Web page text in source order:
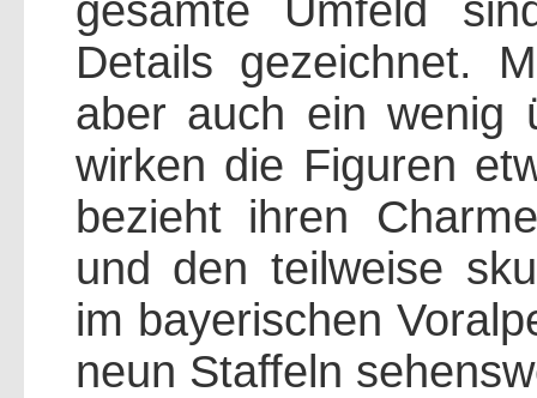
gesamte Umfeld
Details gezeichnet.
aber auch ein wenig
wirken die Figuren
bezieht ihren
und den teilweise
im bayerischen
neun Staffeln